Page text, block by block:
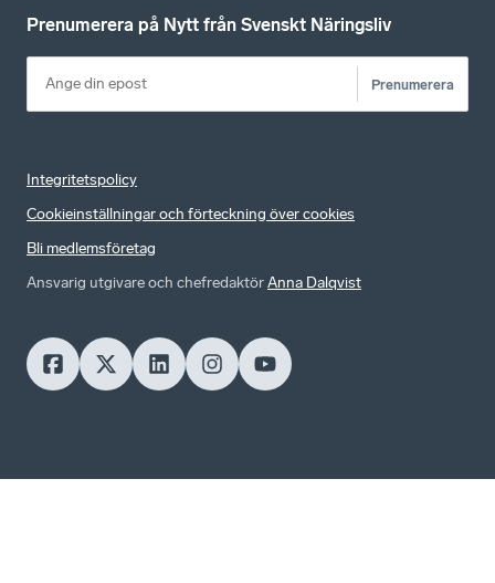
Prenumerera på Nytt från Svenskt Näringsliv
Prenumerera
Integritetspolicy
Cookieinställningar och förteckning över cookies
Bli medlemsföretag
Ansvarig utgivare och chefredaktörAnna Dalqvist